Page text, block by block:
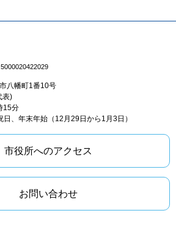
八幡町1番10号
表)
15分
、年末年始（12月29日から1月3日）
市役所へのアクセス
お問い合わせ